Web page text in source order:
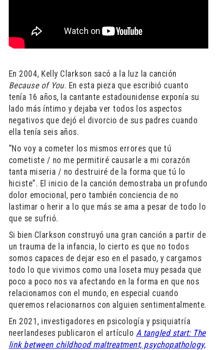
En 2004, Kelly Clarkson sacó a la luz la canción
Because of You. En esta pieza que escribió cuanto
tenía 16 años, la cantante estadounidense exponía su
lado más íntimo y dejaba ver todos los aspectos
negativos que dejó el divorcio de sus padres cuando
ella tenía seis años.
“No voy a cometer los mismos errores que tú
cometiste / no me permitiré causarle a mi corazón
tanta miseria / no destruiré de la forma que tú lo
hiciste”. El inicio de la canción demostraba un profundo
dolor emocional, pero también conciencia de no
lastimar o herir a lo que más se ama a pesar de todo lo
que se sufrió.
Si bien Clarkson construyó una gran canción a partir de
un trauma de la infancia, lo cierto es que no todos
somos capaces de dejar eso en el pasado, y cargamos
todo lo que vivimos como una loseta muy pesada que
poco a poco nos va afectando en la forma en que nos
relacionamos con el mundo, en especial cuando
queremos relacionarnos con alguien sentimentalmente.
En 2021, investigadores en psicología y psiquiatría
neerlandeses publicaron el artículo A tangled start: The
link between childhood maltreatment, psychopathology,